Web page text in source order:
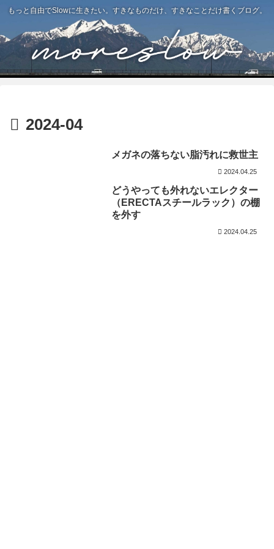
もっと自由でSlowに生きたい。すきなものだけ、すきなことだけ書くブログ。
2024-04
メガネの落ちない脂汚れに救世主
2024.04.25
どうやっても外れないエレクター
（ERECTAスチールラック）の棚
を外す
2024.04.25